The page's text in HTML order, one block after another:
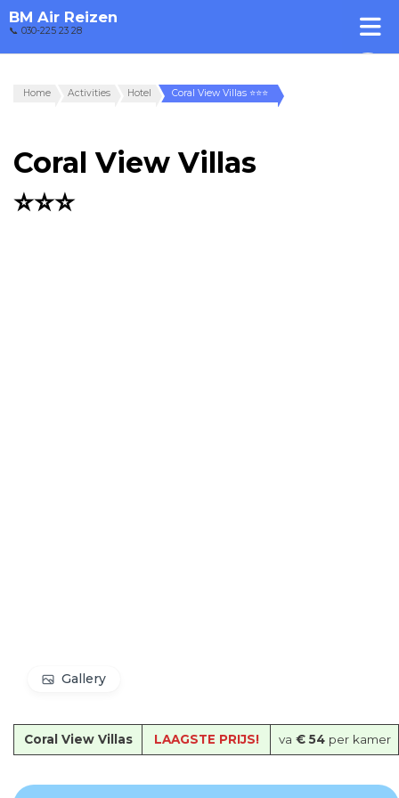
BM Air Reizen
📞 030-225 23 28
Home Activities Hotel Coral View Villas ⭐⭐⭐
Coral View Villas
⭐⭐⭐
Gallery
Coral View Villas LAAGSTE PRIJS! va € 54per kamer